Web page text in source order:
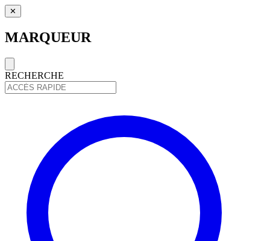
✕
MARQUEUR
RECHERCHE